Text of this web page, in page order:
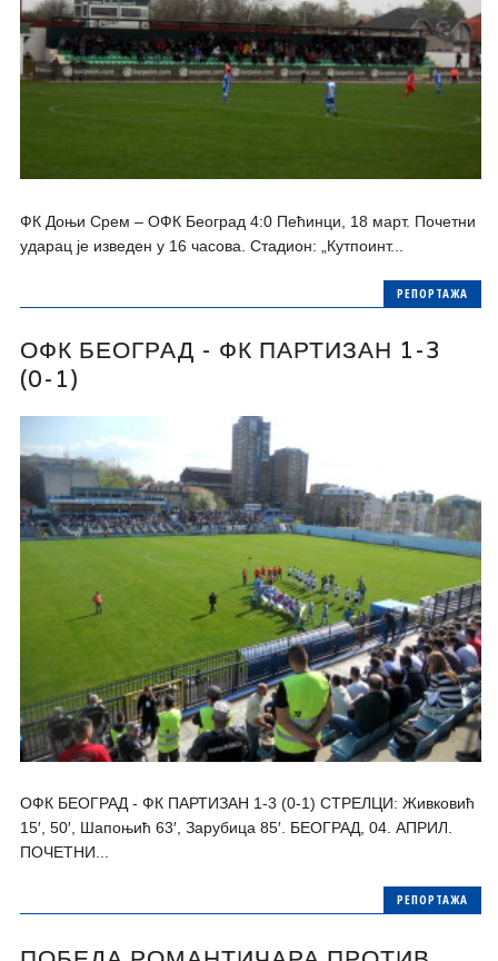
ФК Доњи Срем – ОФК Београд 4:0 Пећинци, 18 март. Почетни
ударац је изведен у 16 часова. Стадион: „Кутпоинт...
РЕПОРТАЖА
ОФК БЕОГРАД - ФК ПАРТИЗАН 1-3
(0-1)
ОФК БЕОГРАД - ФК ПАРТИЗАН 1-3 (0-1) СТРЕЛЦИ: Живковић
15′, 50′, Шапоњић 63′, Зарубица 85′. БЕОГРАД, 04. АПРИЛ.
ПОЧЕТНИ...
РЕПОРТАЖА